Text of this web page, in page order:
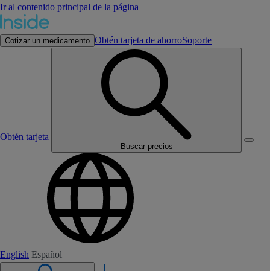
Ir al contenido principal de la página
Cotizar un medicamento Obtén tarjeta de ahorroSoporte
Obtén tarjeta
Buscar precios
English Español